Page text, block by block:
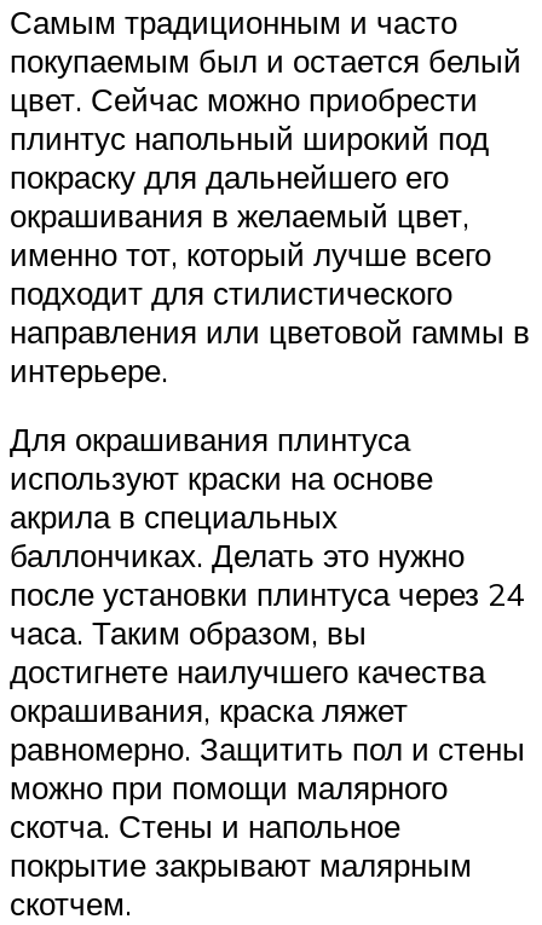
Самым традиционным и часто
покупаемым был и остается белый
цвет. Сейчас можно приобрести
плинтус напольный широкий под
покраску для дальнейшего его
окрашивания в желаемый цвет,
именно тот, который лучше всего
подходит для стилистического
направления или цветовой гаммы в
интерьере.
Для окрашивания плинтуса
используют краски на основе
акрила в специальных
баллончиках. Делать это нужно
после установки плинтуса через 24
часа. Таким образом, вы
достигнете наилучшего качества
окрашивания, краска ляжет
равномерно. Защитить пол и стены
можно при помощи малярного
скотча. Стены и напольное
покрытие закрывают малярным
скотчем.